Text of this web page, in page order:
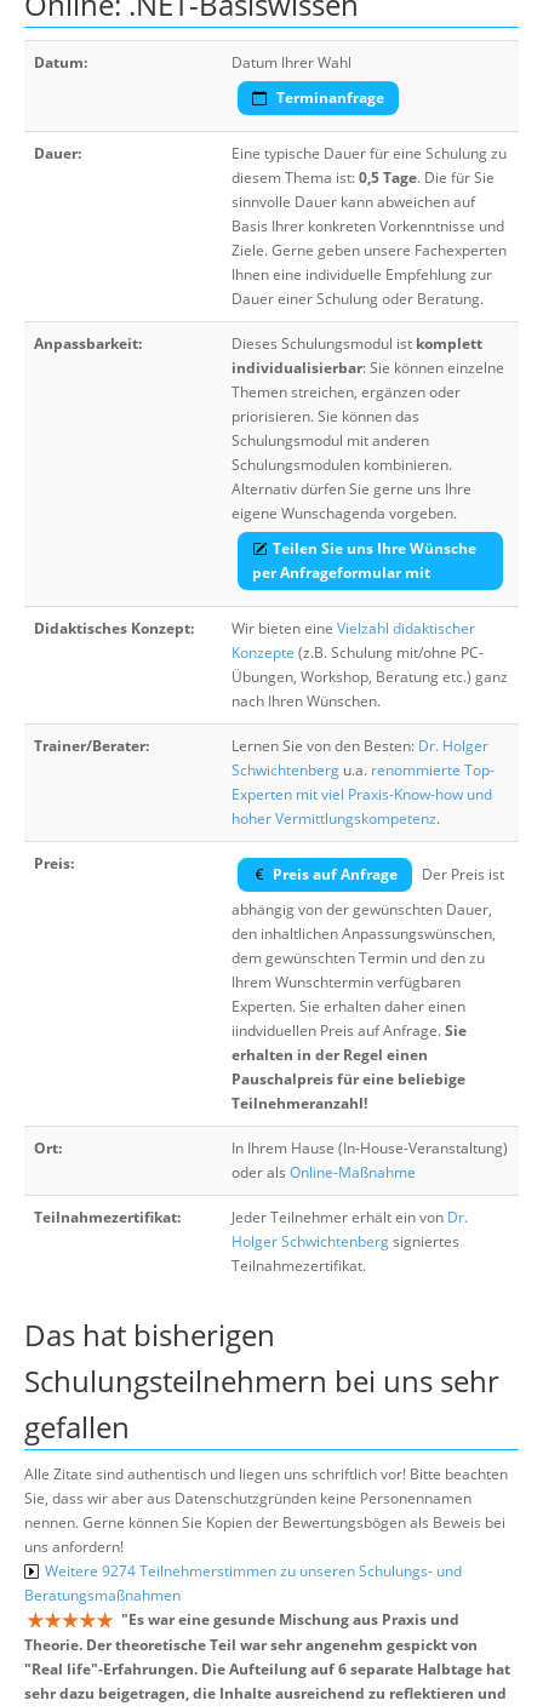
Datum:
Datum Ihrer Wahl
Terminanfrage
Dauer:
Eine typische Dauer für eine Schulung zu
diesem Thema ist:0,5 Tage. Die für Sie
sinnvolle Dauer kann abweichen auf
Basis Ihrer konkreten Vorkenntnisse und
Ziele. Gerne geben unsere Fachexperten
Ihnen eine individuelle Empfehlung zur
Dauer einer Schulung oder Beratung.
Anpassbarkeit: Dieses Schulungsmodul ist komplett
individualisierbar: Sie können einzelne
Themen streichen, ergänzen oder
priorisieren. Sie können das
Schulungsmodul mit anderen
Schulungsmodulen kombinieren.
Alternativ dürfen Sie gerne uns Ihre
eigene Wunschagenda vorgeben.
Teilen Sie uns Ihre Wünsche
per Anfrageformular mit
Didaktisches Konzept: Wir bieten eine Vielzahl didaktischer
Konzepte (z.B. Schulung mit/ohne PC-
Übungen, Workshop, Beratung etc.) ganz
nach Ihren Wünschen.
Trainer/Berater: Lernen Sie von den Besten: Dr. Holger
Schwichtenberg u.a. renommierte Top-
Experten mit viel Praxis-Know-how und
hoher Vermittlungskompetenz.
Preis:
Preis auf Anfrage
Der Preis ist
abhängig von der gewünschten Dauer,
den inhaltlichen Anpassungswünschen,
dem gewünschten Termin und den zu
Ihrem Wunschtermin verfügbaren
Experten. Sie erhalten daher einen
iindviduellen Preis auf Anfrage.Sie
erhalten in der Regel einen
Pauschalpreis für eine beliebige
Teilnehmeranzahl!
Ort:
In Ihrem Hause (In-House-Veranstaltung)
oder als Online-Maßnahme
Teilnahmezertifikat: Jeder Teilnehmer erhält ein von Dr.
Holger Schwichtenbergsigniertes
Teilnahmezertifikat.
Das hat bisherigen
Schulungsteilnehmern bei uns sehr
gefallen
Alle Zitate sind authentisch und liegen uns schriftlich vor! Bitte beachten
Sie, dass wir aber aus Datenschutzgründen keine Personennamen
nennen. Gerne können Sie Kopien der Bewertungsbögen als Beweis bei
uns anfordern!
Weitere 9274 Teilnehmerstimmen zu unseren Schulungs- und
Beratungsmaßnahmen
"Es war eine gesunde Mischung aus Praxis und
Theorie. Der theoretische Teil war sehr angenehm gespickt von
"Real life"-Erfahrungen. Die Aufteilung auf 6 separate Halbtage hat
sehr dazu beigetragen, die Inhalte ausreichend zu reflektieren und